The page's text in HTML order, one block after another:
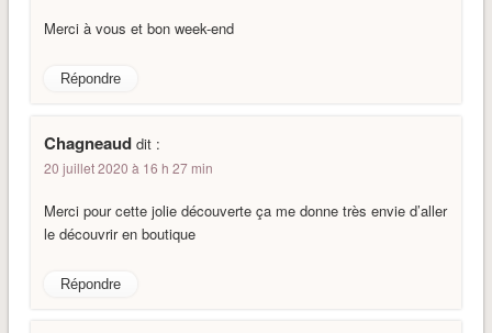
Merci à vous et bon week-end
Répondre
Chagneaud dit :
20 juillet 2020 à 16 h 27 min
Merci pour cette jolie découverte ça me donne très envie d’aller
le découvrir en boutique
Répondre